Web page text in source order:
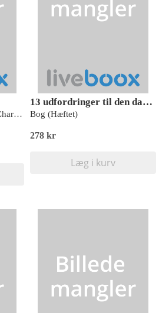
Charlotte Schimmelmann, Charlotte Schiller
13 udfordringer til den danske velfærdsstat
Bog (Hæftet)
278 kr
Læg i kurv